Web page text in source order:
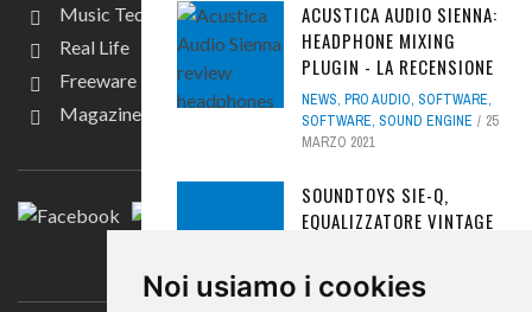
Noi usiamo i cookies
ACUSTICA AUDIO SIENNA:
HEADPHONE MIXING
PLUGIN - LA RECENSIONE
NEWS, PRO AUDIO, SOFTWARE,
SOFTWARE, SOUND ENGINE
25
MARZO 2021
SOUNDTOYS SIE-Q,
EQUALIZZATORE VINTAGE
FREEWARE,PLUG-IN
SETTEMBRE 2016
Music Tech
Real Life
Freeware
Magazine
SEGUICI
CONTATTACI